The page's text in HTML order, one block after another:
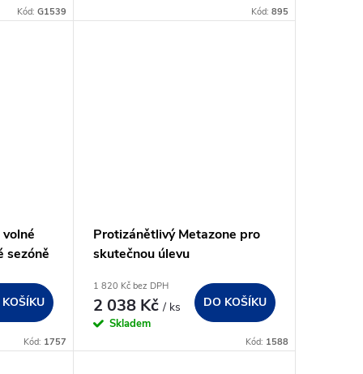
nebo
Kód: G1539 Kód: 895
sezóně
Kód: 1757
Protizánětlivý Metazone pro
skutečnou úlevu
1 820 Kč bez DPH
2 038 Kč/ ks
Skladem
DO KOŠÍKU
Kód: 1588